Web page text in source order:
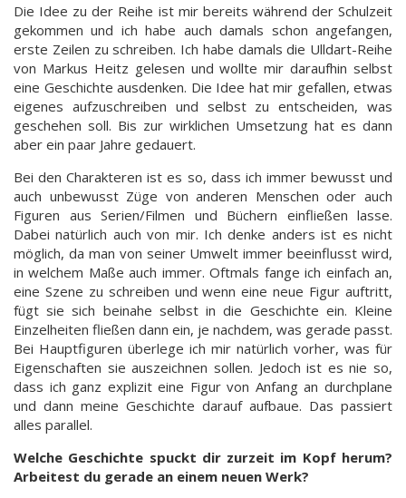
Die Idee zu der Reihe ist mir bereits während der Schulzeit
gekommen und ich habe auch damals schon angefangen,
erste Zeilen zu schreiben. Ich habe damals die Ulldart-Reihe
von Markus Heitz gelesen und wollte mir daraufhin selbst
eine Geschichte ausdenken. Die Idee hat mir gefallen, etwas
eigenes aufzuschreiben und selbst zu entscheiden, was
geschehen soll. Bis zur wirklichen Umsetzung hat es dann
aber ein paar Jahre gedauert.
Bei den Charakteren ist es so, dass ich immer bewusst und
auch unbewusst Züge von anderen Menschen oder auch
Figuren aus Serien/Filmen und Büchern einfließen lasse.
Dabei natürlich auch von mir. Ich denke anders ist es nicht
möglich, da man von seiner Umwelt immer beeinflusst wird,
in welchem Maße auch immer. Oftmals fange ich einfach an,
eine Szene zu schreiben und wenn eine neue Figur auftritt,
fügt sie sich beinahe selbst in die Geschichte ein. Kleine
Einzelheiten fließen dann ein, je nachdem, was gerade passt.
Bei Hauptfiguren überlege ich mir natürlich vorher, was für
Eigenschaften sie auszeichnen sollen. Jedoch ist es nie so,
dass ich ganz explizit eine Figur von Anfang an durchplane
und dann meine Geschichte darauf aufbaue. Das passiert
alles parallel.
Welche Geschichte spuckt dir zurzeit im Kopf herum?
Arbeitest du gerade an einem neuen Werk?